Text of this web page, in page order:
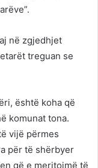
në zgjedhjet
treguan se
është koha që
komunat tona.
vijë përmes
për të shërbyer
që e meritojmë të